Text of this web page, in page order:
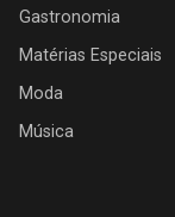
Gastronomia
Matérias Especiais
Moda
Música